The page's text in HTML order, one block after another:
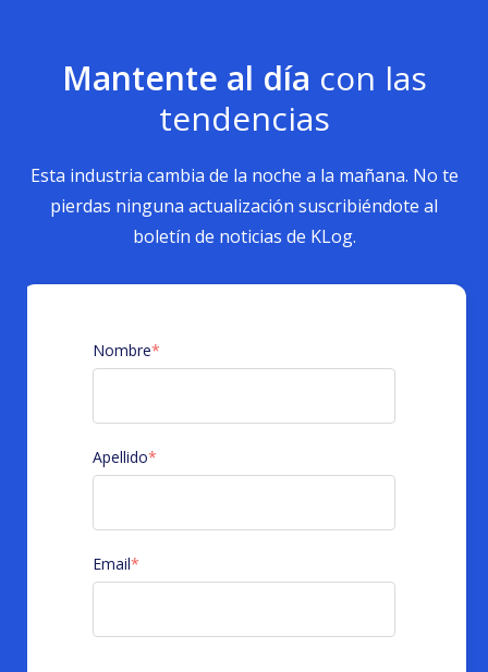
Mantente al día con las
tendencias
Esta industria cambia de la noche a la mañana. No te
pierdas ninguna actualización suscribiéndote al
boletín de noticias de KLog.
Nombre*
Apellido*
Email*